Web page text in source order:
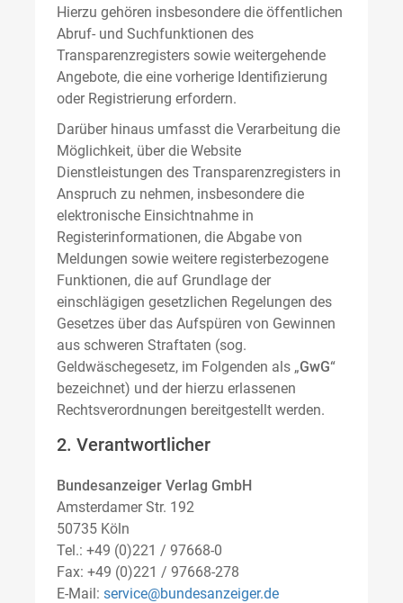
Hierzu gehören insbesondere die öffentlichen
Abruf- und Suchfunktionen des
Transparenzregisters sowie weitergehende
Angebote, die eine vorherige Identifizierung
oder Registrierung erfordern.
Darüber hinaus umfasst die Verarbeitung die
Möglichkeit, über die Website
Dienstleistungen des Transparenzregisters in
Anspruch zu nehmen, insbesondere die
elektronische Einsichtnahme in
Registerinformationen, die Abgabe von
Meldungen sowie weitere registerbezogene
Funktionen, die auf Grundlage der
einschlägigen gesetzlichen Regelungen des
Gesetzes über das Aufspüren von Gewinnen
aus schweren Straftaten (sog.
Geldwäschegesetz, im Folgenden als „GwG“
bezeichnet) und der hierzu erlassenen
Rechtsverordnungen bereitgestellt werden.
2. Verantwortlicher
Bundesanzeiger Verlag GmbH
Amsterdamer Str. 192
50735 Köln
Tel.: +49 (0)221 / 97668-0
Fax: +49 (0)221 / 97668-278
E-Mail: service@bundesanzeiger.de